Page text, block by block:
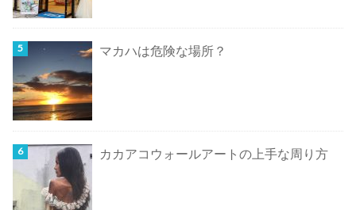
マカハは危険な場所？
カカアコウォールアートの上手な周り方